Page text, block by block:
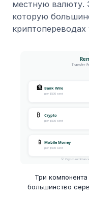
местную валюту.
которую
Три
большинство